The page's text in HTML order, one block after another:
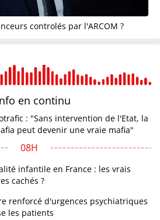
controlés par l'ARCOM ?
en continu
: "Sans intervention de l'Etat, la
peut devenir une vraie mafia"
08H
infantile en France : les vrais
cachés ?
renforcé d'urgences psychiatriques
les patients